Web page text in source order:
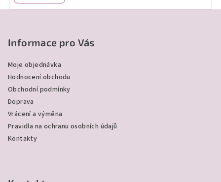
v
Informace pro Vás
Moje objednávka
Hodnocení obchodu
Obchodní podmínky
Doprava
Vrácení a výměna
Pravidla na ochranu osobních údajů
Kontakty